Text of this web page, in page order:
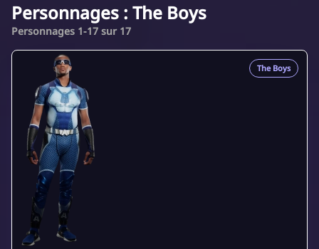
Personnages : The Boys
Personnages 1-17 sur 17
The Boys